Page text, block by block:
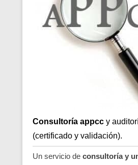
Consultoría appcc y
(certificado y validación).
Un servicio de consultoría y